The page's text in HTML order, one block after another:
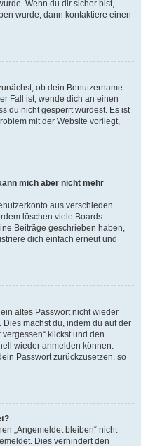
Wenn du dir sicher bist,
wurde, dann kontaktiere einen
ob dein Benutzername
Fall ist, wende dich an einen
du nicht gesperrt wurdest. Es ist
mit der Website vorliegt,
mich aber nicht mehr
aus verschieden
löschen viele Boards
Beiträge geschrieben haben,
dich einfach erneut und
altes Passwort nicht wieder
machst du, indem du auf der
klickst und den
wieder anmelden können.
Passwort zurückzusetzen, so
„Angemeldet bleiben“ nicht
Dies verhindert den